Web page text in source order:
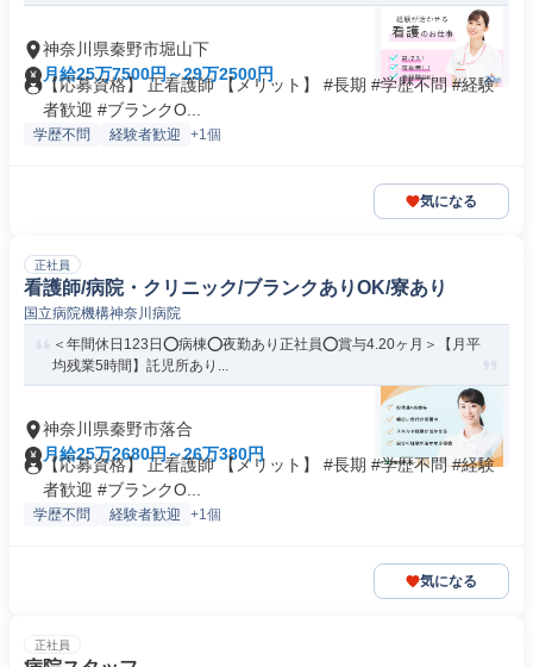
神奈川県秦野市堀山下
月給25万7500円～29万2500円
【応募資格】 正看護師 【メリット】 #長期 #学歴不問 #経験
者歓迎 #ブランクO...
学歴不問 経験者歓迎 +1個
気になる
正社員
看護師/病院・クリニック/ブランクありOK/寮あり
国立病院機構神奈川病院
＜年間休日123日⭕病棟⭕夜勤あり正社員⭕賞与4.20ヶ月＞【月平
均残業5時間】託児所あり...
神奈川県秦野市落合
月給25万2680円～26万380円
【応募資格】 正看護師 【メリット】 #長期 #学歴不問 #経験
者歓迎 #ブランクO...
学歴不問 経験者歓迎 +1個
気になる
正社員